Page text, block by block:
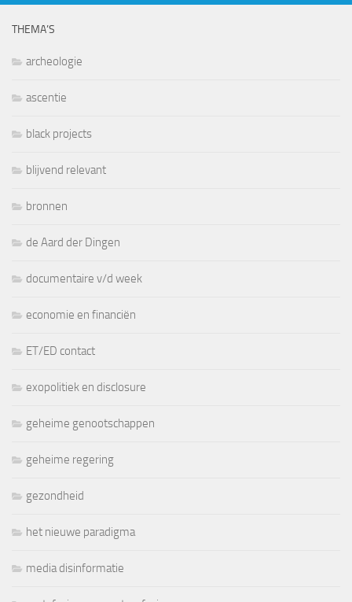
THEMA’S
archeologie
ascentie
black projects
blijvend relevant
bronnen
de Aard der Dingen
documentaire v/d week
economie en financiën
ET/ED contact
exopolitiek en disclosure
geheime genootschappen
geheime regering
gezondheid
het nieuwe paradigma
media disinformatie